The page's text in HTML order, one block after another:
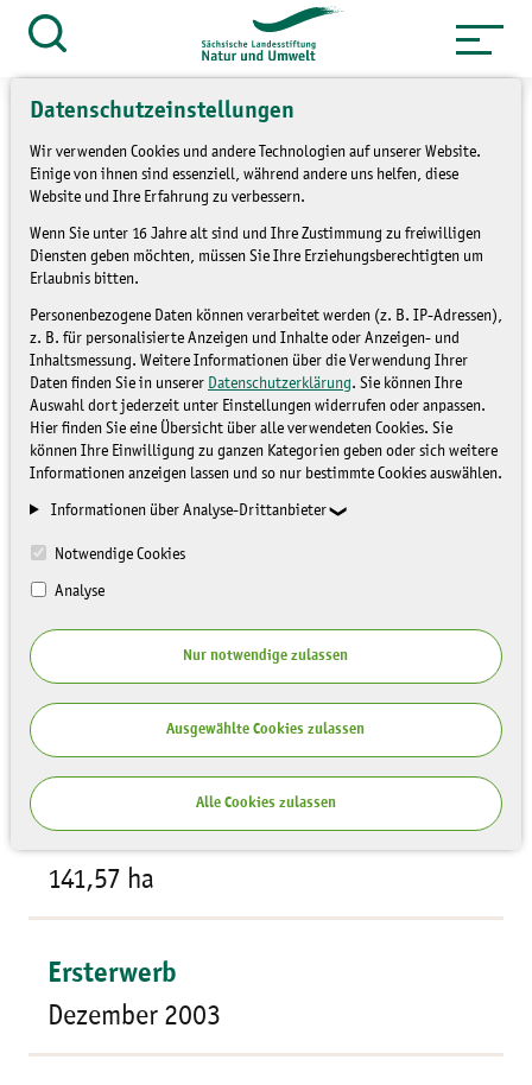
Datenschutzeinstellungen
Wir verwenden Cookies und andere Technologien auf unserer Website.
Einige von ihnen sind essenziell, während andere uns helfen, diese
Website und Ihre Erfahrung zu verbessern.
Wenn Sie unter 16 Jahre alt sind und Ihre Zustimmung zu freiwilligen
Diensten geben möchten, müssen Sie Ihre Erziehungsberechtigten um
Erlaubnis bitten.
Personenbezogene Daten können verarbeitet werden (z. B. IP-Adressen),
z. B. für personalisierte Anzeigen und Inhalte oder Anzeigen- und
Inhaltsmessung. Weitere Informationen über die Verwendung Ihrer
Daten finden Sie in unserer Datenschutzerklärung. Sie können Ihre
Auswahl dort jederzeit unter Einstellungen widerrufen oder anpassen.
Hier finden Sie eine Übersicht über alle verwendeten Cookies. Sie
können Ihre Einwilligung zu ganzen Kategorien geben oder sich weitere
Informationen anzeigen lassen und so nur bestimmte Cookies auswählen.
Informationen über Analyse-Drittanbieter
Notwendige Cookies
Analyse
Nur notwendige zulassen
Ausgewählte Cookies zulassen
Alle Cookies zulassen
Zum
Inhalt
springen
öffnen
Natur und Landschaft
» Übersicht LaNU-Flächen
Deutzen
Flächentyp
Bergbaufolgelandschaft
Größe
141,57 ha
Ersterwerb
Dezember 2003